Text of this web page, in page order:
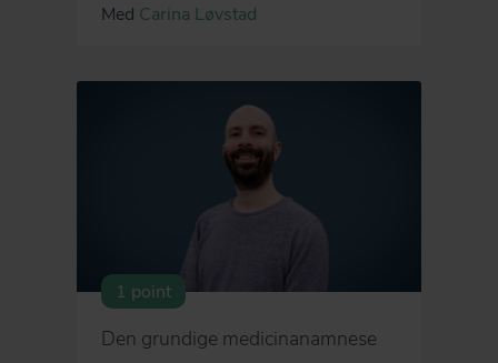
Med Carina Løvstad
1 point
Den grundige medicinanamnese